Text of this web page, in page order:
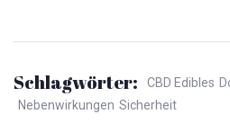
Schlagwörter: CBD Edibles
Nebenwirkungen Sicherheit